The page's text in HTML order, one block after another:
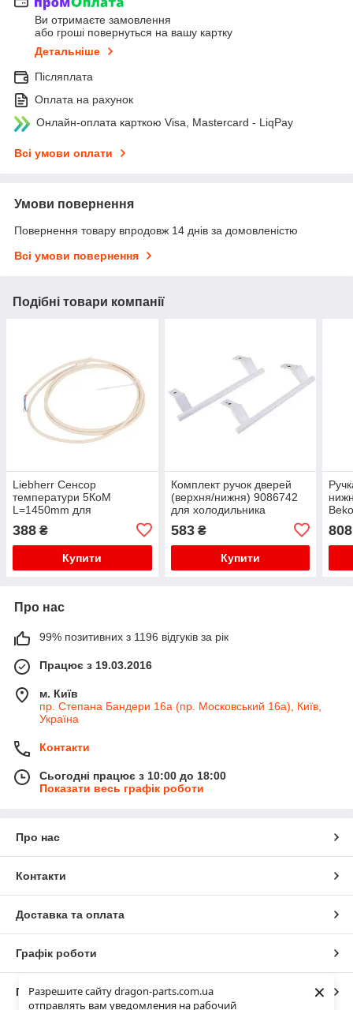
Разрешите сайту dragon-parts.com.ua
отправлять вам уведомления на рабочий
×
Ви отримаєте замовлення
або гроші повернуться на вашу картку
Детальніше
Післяплата
Оплата на рахунок
Онлайн-оплата карткою Visa, Mastercard - LiqPay
Всі умови оплати
Умови повернення
Повернення товару впродовж 14 днів за домовленістю
Всі умови повернення
Подібні товари компанії
Liebherr Сенсор
температури 5КоМ
L=1450mm для
холодильника "No Frost"
388 ₴
Купити
Комплект ручок дверей
(верхня/нижня) 9086742
для холодильника
583₴
Купити
808
Про нас
99% позитивних з 1196 відгуків за рік
Працює з 19.03.2016
м. Київ
пр. Степана Бандери 16а (пр. Московський 16а), Київ,
Україна
Контакти
Сьогодні працює з 10:00 до 18:00
Показати весь графік роботи
Про нас
Контакти
Доставка та оплата
Графік роботи
Повна версія сайту